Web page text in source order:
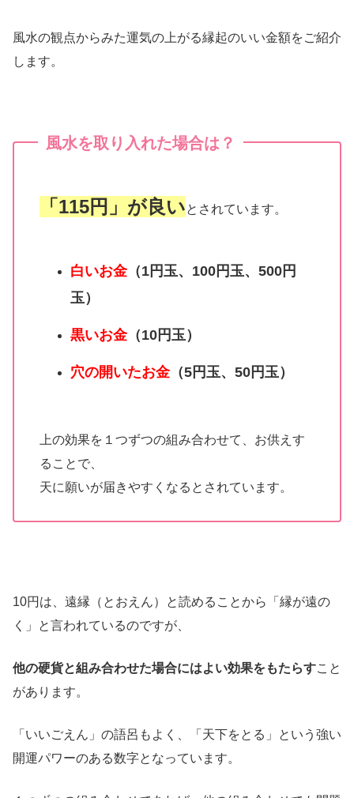
風水の観点からみた運気の上がる縁起のいい金額をご紹介
します。
風水を取り入れた場合は？
「115円」が良いとされています。
白いお金（1円玉、100円玉、500円
玉）
黒いお金（10円玉）
穴の開いたお金（5円玉、50円玉）
上の効果を１つずつの組み合わせて、お供えす
ることで、
天に願いが届きやすくなるとされています。
10円は、遠縁（とおえん）と読めることから「縁が遠の
く」と言われているのですが、
他の硬貨と組み合わせた場合にはよい効果をもたらすこと
があります。
「いいごえん」の語呂もよく、「天下をとる」という強い
開運パワーのある数字となっています。